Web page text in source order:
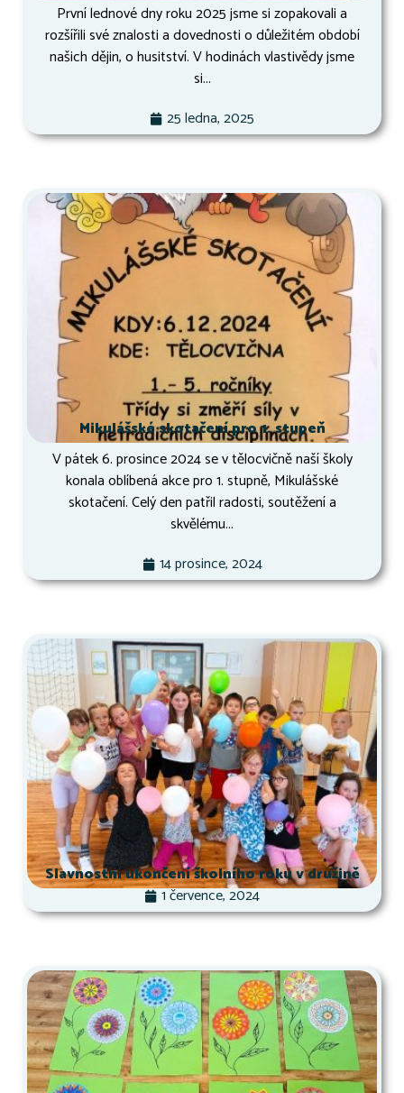
První lednové dny roku 2025 jsme si zopakovali a
rozšířili své znalosti a dovednosti o důležitém období
našich dějin, o husitství. V hodinách vlastivědy jsme
si...
25 ledna, 2025
Mikulášské skotačení pro 1. stupeň
V pátek 6. prosince 2024 se v tělocvičně naší školy
konala oblíbená akce pro 1. stupně, Mikulášské
skotačení. Celý den patřil radosti, soutěžení a
skvělému...
14 prosince, 2024
Slavnostní ukončení školního roku v družině
1 července, 2024